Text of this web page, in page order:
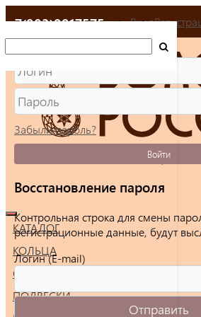
+7(903)9917575
КАТАЛОГ
КОЛЬЦА
СЕРЬГИ
ПОДВЕСКИ
Вход
Забыли пароль?
Войти
Восстановление пароля
Контрольная строка для смены
регистрационные данные, будут
Логин (E-mail)